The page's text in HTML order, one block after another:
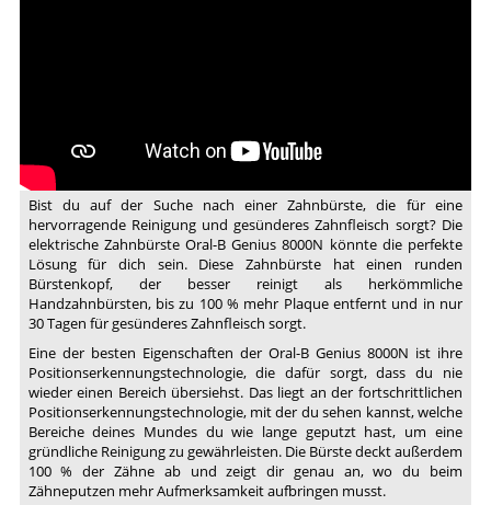
deutsch
Bist du auf der Suche nach einer Zahnbürste, die für eine
hervorragende Reinigung und gesünderes Zahnfleisch sorgt? Die
elektrische Zahnbürste Oral-B Genius 8000N könnte die perfekte
Lösung für dich sein. Diese Zahnbürste hat einen runden
Bürstenkopf, der besser reinigt als herkömmliche
Handzahnbürsten, bis zu 100 % mehr Plaque entfernt und in nur
30 Tagen für gesünderes Zahnfleisch sorgt.
Eine der besten Eigenschaften der Oral-B Genius 8000N ist ihre
Positionserkennungstechnologie, die dafür sorgt, dass du nie
wieder einen Bereich übersiehst. Das liegt an der fortschrittlichen
Positionserkennungstechnologie, mit der du sehen kannst, welche
Bereiche deines Mundes du wie lange geputzt hast, um eine
gründliche Reinigung zu gewährleisten. Die Bürste deckt außerdem
100 % der Zähne ab und zeigt dir genau an, wo du beim
Zähneputzen mehr Aufmerksamkeit aufbringen musst.